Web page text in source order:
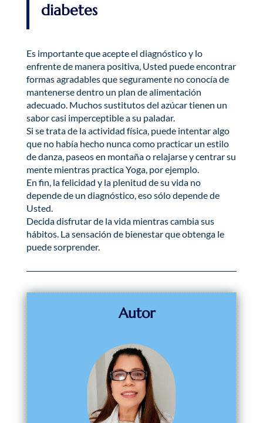
diabetes
Es importante que acepte el diagnóstico y lo
enfrente de manera positiva, Usted puede encontrar
formas agradables que seguramente no conocía de
mantenerse dentro un plan de alimentación
adecuado. Muchos sustitutos del azúcar tienen un
sabor casi imperceptible a su paladar.
Si se trata de la actividad física, puede intentar algo
que no había hecho nunca como practicar un estilo
de danza, paseos en montaña o relajarse y centrar su
mente mientras practica Yoga, por ejemplo.
En fin, la felicidad y la plenitud de su vida no
depende de un diagnóstico, eso sólo depende de
Usted.
Decida disfrutar de la vida mientras cambia sus
hábitos. La sensación de bienestar que obtenga le
puede sorprender.
Autor